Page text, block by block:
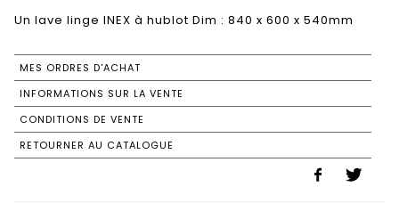
Un lave linge INEX à hublot Dim : 840 x 600 x 540mm
MES ORDRES D'ACHAT
INFORMATIONS SUR LA VENTE
CONDITIONS DE VENTE
RETOURNER AU CATALOGUE